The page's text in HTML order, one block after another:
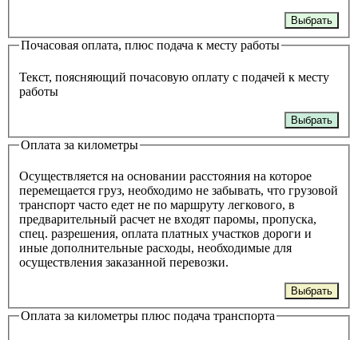
Выбрать
Почасовая оплата, плюс подача к месту работы
Текст, поясняющий почасовую оплату с подачей к месту
работы
Выбрать
Оплата за километры
Осуществляется на основании расстояния на которое
перемещается груз, необходимо не забывать, что грузовой
транспорт часто едет не по маршруту легкового, в
предварительный расчет не входят паромы, пропуска,
спец. разрешения, оплата платных участков дороги и
иные дополнительные расходы, необходимые для
осуществления заказанной перевозки.
Выбрать
Оплата за километры плюс подача транспорта